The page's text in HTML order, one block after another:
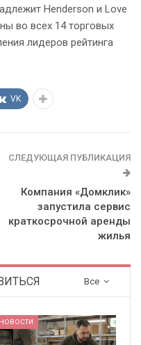
Henderson и Love
во всех 14 торговых
лидеров рейтинга
VK
СЛЕДУЮЩАЯ ПУБЛИКАЦИЯ
Компания «Домклик»
запустила сервис
краткосрочной аренды
жилья
Все
НОВОСТИ